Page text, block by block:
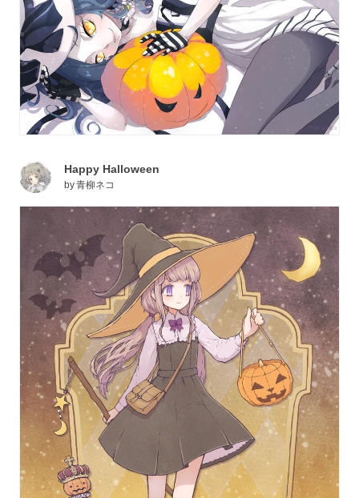
Happy Halloween
by青柳ネコ